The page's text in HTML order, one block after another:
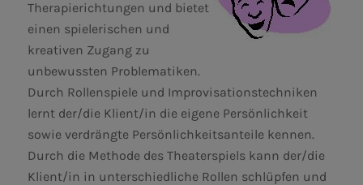
Therapierichtungen und bietet
einen spielerischen und
kreativen Zugang zu
unbewussten Problematiken.
Durch Rollenspiele und Improvisationstechniken
lernt der/die Klient/in die eigene Persönlichkeit
sowie verdrängte Persönlichkeitsanteile kennen.
Durch die Methode des Theaterspiels kann der/die
Klient/in in unterschiedliche Rollen schlüpfen und